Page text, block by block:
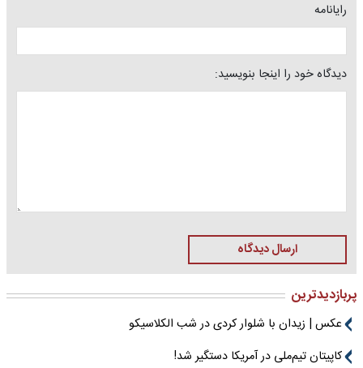
رایانامه
دیدگاه خود را اینجا بنویسید:
ارسال دیدگاه
پربازدیدترین
عکس | زیدان با شلوار کردی در شب الکلاسیکو
کاپیتان تیم‌ملی در آمریکا دستگیر شد!